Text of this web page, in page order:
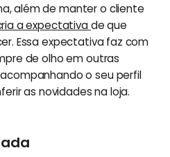
além de manter o cliente
a expectativade que
Essa expectativa faz com
de olho em outras
o seu perfil
as novidades na loja.